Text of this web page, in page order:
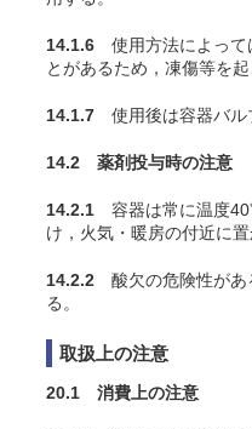
14.1.6 使用方法によって
とがあるため，凍傷等を
14.1.7 使用後は容器バル
14.2 薬剤投与時の注意
14.2.1 容器は常に温度
け，火気・暖房の付近に置
14.2.2 酸欠の危険性があ
る。
取扱上の注意
20.1 消費上の注意